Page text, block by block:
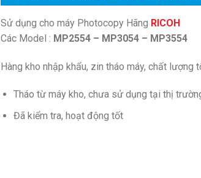
Sử dụng cho máy Photocopy Hãng RICOH
Các Model : MP2554 – MP3054 – MP3554
Hàng kho nhập khẩu, zin tháo máy, chất lượng
Tháo từ máy kho, chưa sử dụng tại thị
Đã kiểm tra, hoạt động tốt